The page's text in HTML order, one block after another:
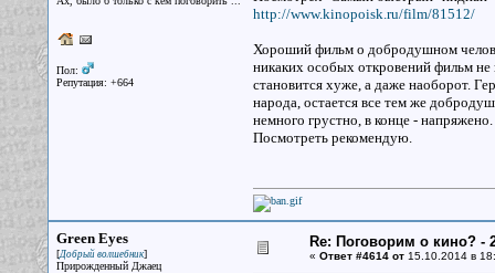
Пол:
Репутация: +664
http://www.kinopoisk.ru/film/81512/
Хороший фильм о добродушном
никаких особых откровений фильм
становится хуже, а даже наоборот.
народа, остается все тем же
немного грустно, в конце -
Посмотреть рекомендую.
Green Eyes
[Добрый волшебник]
Прирожденный Джаец
Re: Поговорим о кино? -
« Ответ #4614 от15.10.2014 в